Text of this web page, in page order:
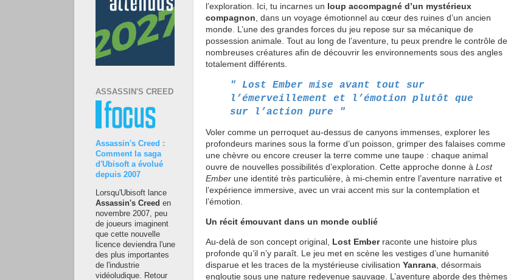
l’exploration. Ici, tu incarnes un loup accompagné d’un mystérieux
compagnon , dans un voyage émotionnel au cœur des ruines d’un ancien
monde. L’une des grandes forces du jeu repose sur sa mécanique de
possession animale. Tout au long de l’aventure, tu peux prendre le contrôle de
nombreuses créatures afin de découvrir les environnements sous des angles
totalement différents.
" Lost Ember mise avant tout sur
l’émerveillement et l’émotion plutôt que
sur l’action pure "
Voler comme un perroquet au-dessus de canyons immenses, explorer les
profondeurs marines sous la forme d’un poisson, grimper des falaises comme
une chèvre ou encore creuser la terre comme une taupe : chaque animal
ouvre de nouvelles possibilités d’exploration. Cette approche donne à Lost
Ember une identité très particulière, à mi-chemin entre l’aventure narrative et
l’expérience immersive, avec un vrai accent mis sur la contemplation et
l’émotion.
Un récit émouvant dans un monde oublié
Au-delà de son concept original, Lost Emberraconte une histoire plus
profonde qu’il n’y paraît. Le jeu met en scène les vestiges d’une humanité
disparue et les traces de la mystérieuse civilisation Yanrana, désormais
engloutie sous une nature redevenue sauvage. L’aventure aborde des thèmes
ASSASSIN'S CREED
Assassin's Creed :
Comment la saga
d'Ubisoft a évolué
depuis 2007
Lorsqu'Ubisoft lance
Assassin's Creed en
novembre 2007, peu
de joueurs imaginent
que cette nouvelle
licence deviendra l'une
des plus importantes
de l'industrie
vidéoludique. Retour